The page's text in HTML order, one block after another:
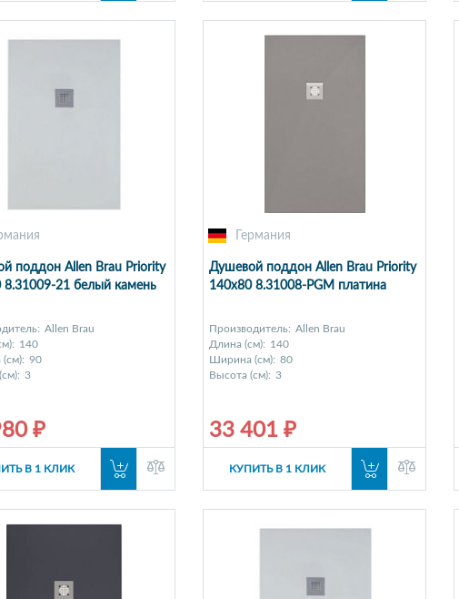
поддон Allen Brau Priority
8.31009-21 белый камень
Allen Brau
140
90
3
₽
В 1 КЛИК
Германия
Душевой поддон Allen Brau Priority
140x80 8.31008-PGM платина
Производитель: Allen Brau
Длина (см): 140
Ширина (см): 80
Высота (см): 3
33 401 ₽
КУПИТЬ В 1 КЛИК